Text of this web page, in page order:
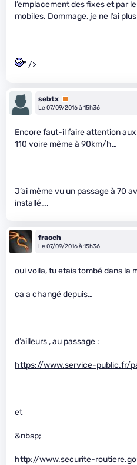
l’emplacement des fixes et par
mobiles. Dommage, je ne l’ai
" />
sebtx Premium
Le 07/09/2016 à 15h36
Encore faut-il faire attention
110 voire même à 90km/h…
J’ai même vu un passage à 70
installé….
fraoch
Le 07/09/2016 à 15h36
oui voila, tu etais tombé dans la
ca a changé depuis…
d’ailleurs , au passage :
https://www.service-public.fr/
et
&nbsp;
http://www.securite-